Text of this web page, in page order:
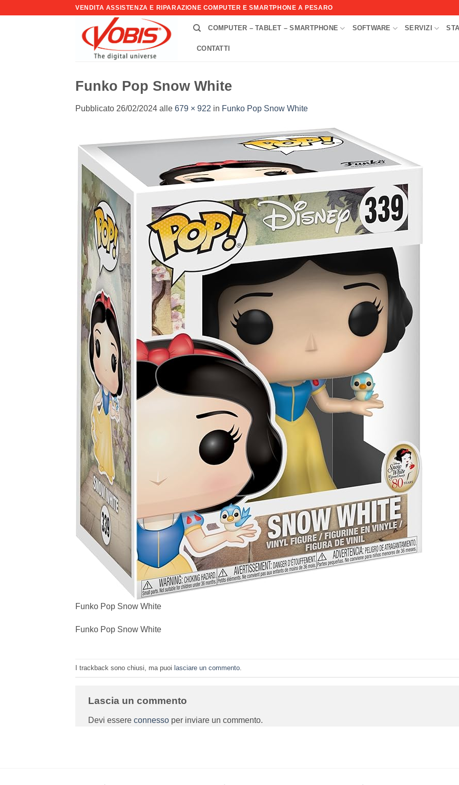
VENDITA ASSISTENZA E RIPARAZIONE COMPUTER E SMARTPHONE A PESARO
COMPUTER – TABLET – SMARTPHONE SOFTWARE SERVIZI
CONTATTI
Funko Pop Snow White
Pubblicato 26/02/2024 alle 679 × 922 in Funko Pop Snow White
Funko Pop Snow White
Funko Pop Snow White
I trackback sono chiusi, ma puoi lasciare un commento
Lascia un commento
Devi essere connesso per inviare un commento.